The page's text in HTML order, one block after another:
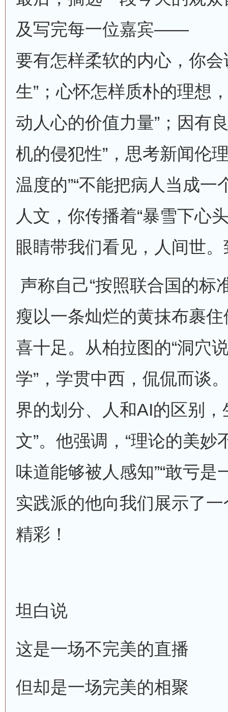
及写完每一位嘉宾——
要有怎样柔软的内心，你会
生”；心怀怎样质朴的理想
动人心的价值力量”；因有
机的侵犯性”，思考新闻伦
温度的”“不能把病人当成一
人文，你传播着“暴雪下心
眼睛带我们看见，人间世
声称自己“按照联合国的标
瘦以一条灿烂的黄抹布裹
喜十足。从柏拉图的“洞穴
学”，学贯中西，侃侃而谈
界的划分、人和AI的区别，
文”。他强调，“理论的美
味道能够被人感知”“敢亏是
实践派的他向我们展示了
精彩！
坦白说
这是一场不完美的直播
但却是一场完美的相聚